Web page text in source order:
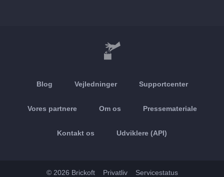
Blog Vejledninger Supportcenter
Vores partnere Om os Pressemateriale
Kontakt os Udviklere (API)
© 2026 Brickoft Privatliv Servicestatus